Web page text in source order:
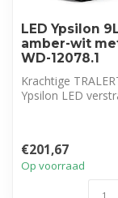
LED Ypsilon
amber-wit
WD-12078.1
Krachtige
Ypsilon LED
€201,67
Op voorraad